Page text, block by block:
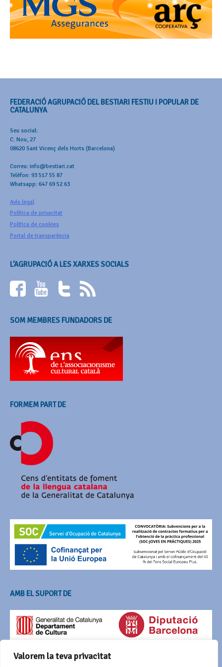
Valorem la teva privacitat
FEDERACIÓ AGRUPACIÓ DEL BESTIARI FESTIU I POPULAR DE
CATALUNYA
Seu social:
C. Nou, 27
08620 Sant Vicenç dels Horts (Barcelona)
Correu: info@bestiari.cat
Telèfon: 93 517 55 87
Whatsapp: 647 69 52 63
Avís legal
Política de privacitat
Política de cookies
Portal de transparència
L’AGRUPACIÓ A LES XARXES SOCIALS
SOM MEMBRES FUNDADORS DE
FORMEM PART DE
AMB EL SUPORT DE